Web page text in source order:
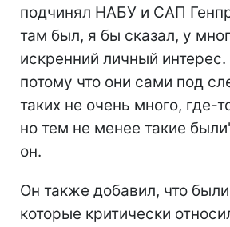
подчинял НАБУ и САП
там был, я бы сказал, у
искренний личный интерес.
потому что они сами под
таких не очень много, где-
но тем не менее такие
он.
Он также добавил, что
которые критически